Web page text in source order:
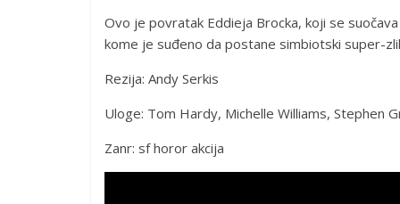
Ovo je povratak Eddieja Brocka, koji se
kome je suđeno da postane simbiotski super-
Rezija: Andy Serkis
Uloge: Tom Hardy, Michelle Williams, Stephen
Zanr: sf horor akcija